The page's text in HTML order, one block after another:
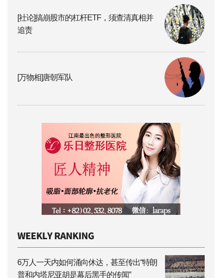
[社论]搞崩股市的杠杆ETF，须查清真相并
追责
[万物相]唐朝军队
6万人一天内如何涌向休达，甚至传出“特朗
普和内塔尼亚胡是幕后黑手的传闻”